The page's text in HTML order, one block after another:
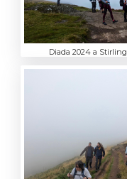
Diada 2024 a Stirling